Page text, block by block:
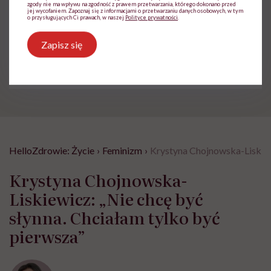
i
charakter informacyjny i nie stanowią porady
lekarskiej. Pamiętaj, że w przypadku
problemów ze zdrowiem należy bezwzględnie
HelloZdrowie: Życie › Feminizm › Krystyna Chojnowska-
Krystyna Chojnowska-
Liskiewicz: „Nie chcę być
słynna. Chciałam tylko być
pierwsza”
zgody nie ma wpływu na zgodność z prawem przetwarzania, którego dokonano przed
jej wycofaniem. Zapoznaj się z informacjami o przetwarzaniu danych osobowych, w tym
o przysługujących Ci prawach, w naszej Polityce prywatności
Zapisz się